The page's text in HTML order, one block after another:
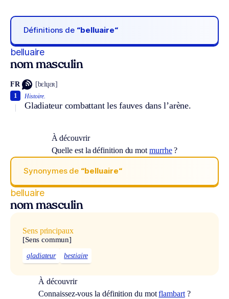
Définitions de “belluaire“
belluaire
nom masculin
FR [bɛlɥɛʀ]
Histoire.
Gladiateur combattant les fauves dans l’arène.
1
À découvrir
Quelle est la définition du motmurrhe?
Synonymes de “belluaire“
belluaire
nom masculin
Sens principaux
[Sens commun]
gladiateur bestiaire
À découvrir
Connaissez-vous la définition du motflambart?